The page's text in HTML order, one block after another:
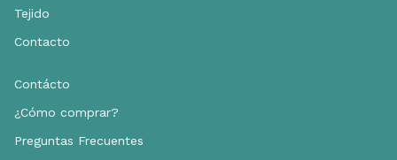
Tejido
Contacto
Contácto
¿Cómo comprar?
Preguntas Frecuentes